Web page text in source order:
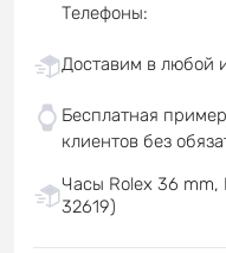
Телефоны:
Доставим в любой
Бесплатная
клиентов без
Часы Rolex 36 mm,
32619)